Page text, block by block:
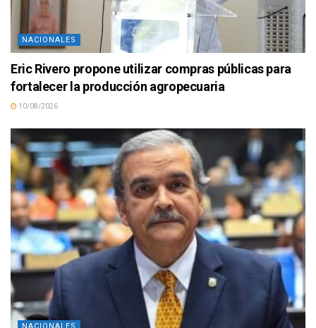
NACIONALES
Eric Rivero propone utilizar compras públicas para
fortalecer la producción agropecuaria
10/08/2026
NACIONALES